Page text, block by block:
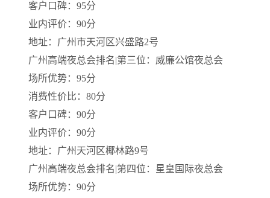
客户口碑：95分
业内评价：90分
地址：广州市天河区兴盛路2号
广州高端夜总会排名|第三位：威廉公馆夜总会
场所优势：95分
消费性价比：80分
客户口碑：90分
业内评价：90分
地址：广州天河区椰林路9号
广州高端夜总会排名|第四位：星皇国际夜总会
场所优势：90分